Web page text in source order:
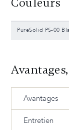
PureSolid PS-00
Avantages
Entretien